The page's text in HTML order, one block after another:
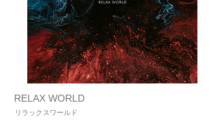
RELAX WORLD
リラックスワールド